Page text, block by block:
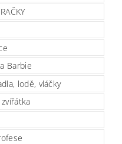
Barbie
lodě, vláčky